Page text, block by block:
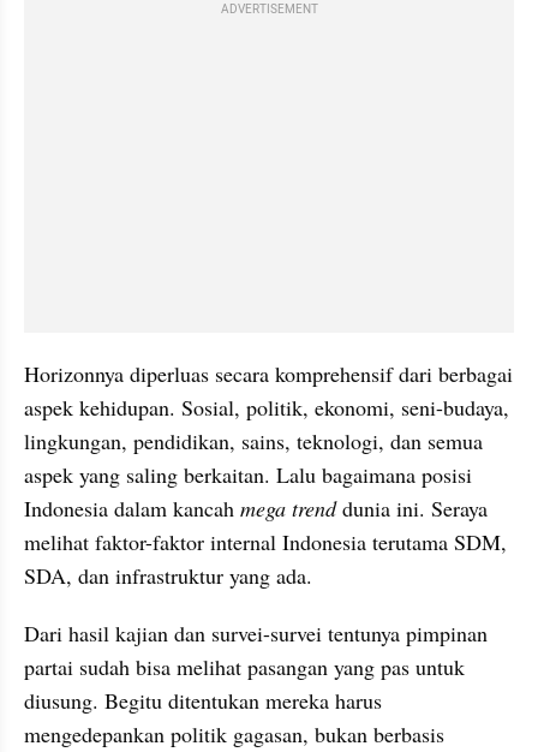
ADVERTISEMENT
Horizonnya diperluas secara komprehensif dari berbagai
aspek kehidupan. Sosial, politik, ekonomi, seni-budaya,
lingkungan, pendidikan, sains, teknologi, dan semua
aspek yang saling berkaitan. Lalu bagaimana posisi
Indonesia dalam kancah mega trend dunia ini. Seraya
melihat faktor-faktor internal Indonesia terutama SDM,
SDA, dan infrastruktur yang ada.
Dari hasil kajian dan survei-survei tentunya pimpinan
partai sudah bisa melihat pasangan yang pas untuk
diusung. Begitu ditentukan mereka harus
mengedepankan politik gagasan, bukan berbasis